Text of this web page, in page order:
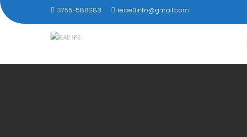
Saltar
al
3755-588283 ieae3info@gmail.com